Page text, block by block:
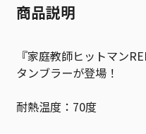
商品説明
『家庭教師ヒットマン
タンブラーが登場！
耐熱温度：70度